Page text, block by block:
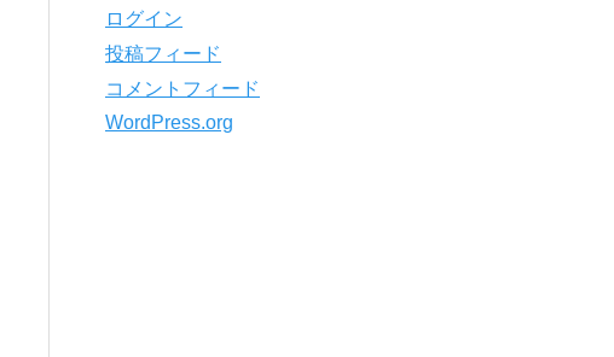
ログイン
投稿フィード
コメントフィード
WordPress.org